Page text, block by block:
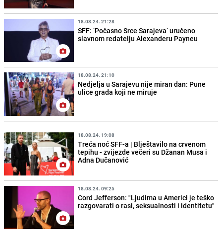
18.08.24. 21:28
SFF: ‘Počasno Srce Sarajeva’ uručeno
slavnom redatelju Alexanderu Payneu
18.08.24. 21:10
Nedjelja u Sarajevu nije miran dan: Pune
ulice grada koji ne miruje
18.08.24. 19:08
Treća noć SFF-a | Blještavilo na crvenom
tepihu - zvijezde večeri su Džanan Musa i
Adna Dučanović
18.08.24. 09:25
Cord Jefferson: "Ljudima u Americi je teško
razgovarati o rasi, seksualnosti i identitetu"